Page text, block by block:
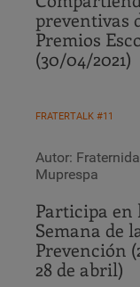
preventivas
Premios
(30/04/2021)
FRATERTALK #11
Autor:
Muprespa
Participa en
Semana de
Prevención
28 de abril)